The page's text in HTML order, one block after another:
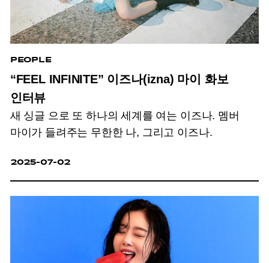
PEOPLE
“FEEL INFINITE” 이즈나(izna) 마이 화보
인터뷰
새 싱글 으로 또 하나의 세계를 여는 이즈나. 멤버
마이가 들려주는 무한한 나, 그리고 이즈나.
2025-07-02